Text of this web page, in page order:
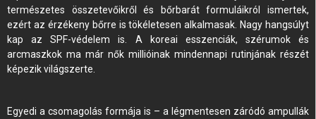
természetes összetevőikről és bőrbarát formuláikról ismertek,
ezért az érzékeny bőrre is tökéletesen alkalmasak. Nagy hangsúlyt
kap az SPF-védelem is. A koreai esszenciák, szérumok és
arcmaszkok ma már nők millióinak mindennapi rutinjának részét
képezik világszerte.
Egyedi a csomagolás formája is – a légmentesen záródó ampullák